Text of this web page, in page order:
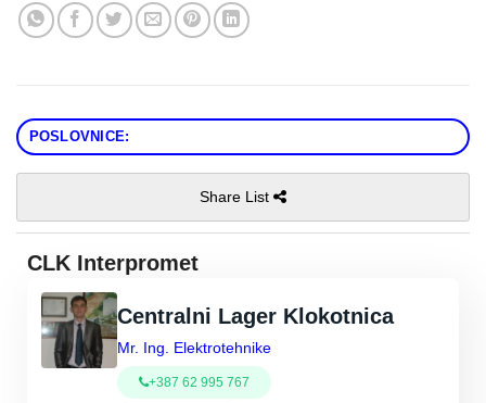
POSLOVNICE:
Share List
CLK Interpromet
Centralni Lager Klokotnica
Mr. Ing. Elektrotehnike
+387 62 995 767